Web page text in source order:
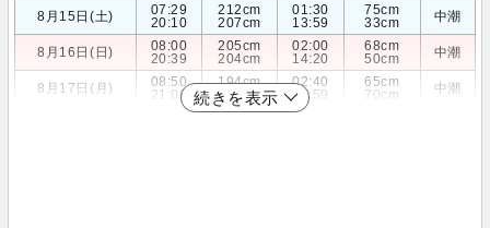
8月15日(土)
07:29
20:10
212cm
207cm
01:30
13:59
75cm
33cm
中潮
8月16日(日)
08:00
20:39
205cm
204cm
02:00
14:20
68cm
50cm
中潮
8月17日(月)
08:50
21:00
194cm
199cm
02:40
14:59
65cm
70cm
中潮
続きを表示